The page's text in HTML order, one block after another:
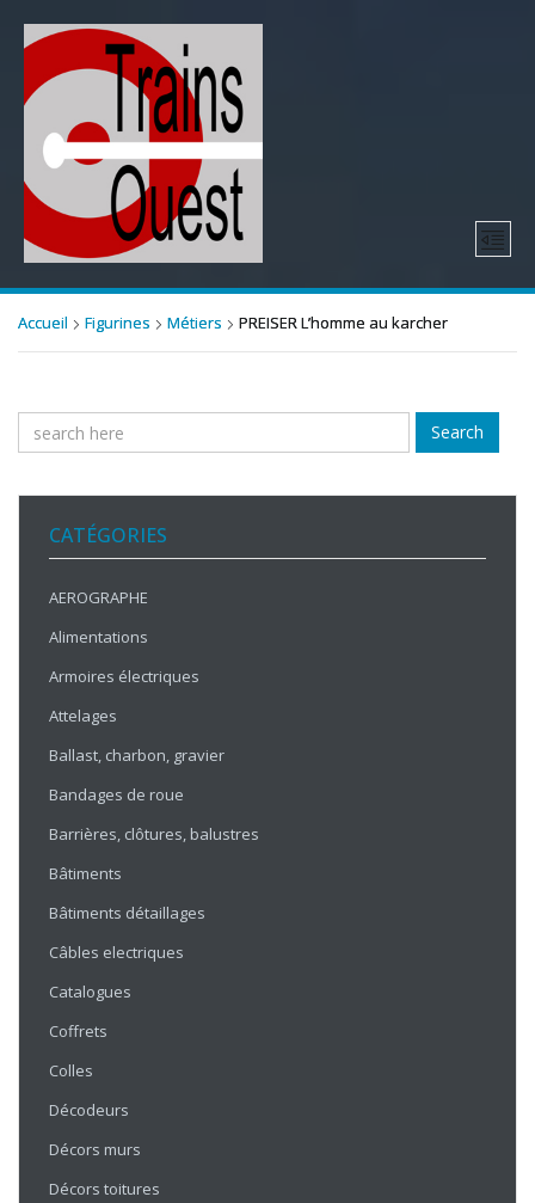
Accueil Figurines Métiers PREISER L’homme au karcher
Search
CATÉGORIES
AEROGRAPHE
Alimentations
Armoires électriques
Attelages
Ballast, charbon, gravier
Bandages de roue
Barrières, clôtures, balustres
Bâtiments
Bâtiments détaillages
Câbles electriques
Catalogues
Coffrets
Colles
Décodeurs
Décors murs
Décors toitures